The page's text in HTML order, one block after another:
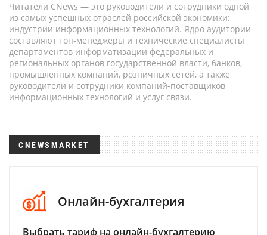
Читатели CNews — это руководители и сотрудники одной
из самых успешных отраслей российской экономики:
индустрии информационных технологий. Ядро аудитории
составляют топ-менеджеры и технические специалисты
департаментов информатизации федеральных и
региональных органов государственной власти, банков,
промышленных компаний, розничных сетей, а также
руководители и сотрудники компаний-поставщиков
информационных технологий и услуг связи.
CNEWSMARKET
Онлайн-бухгалтерия
Выбрать тариф на онлайн-бухгалтерию